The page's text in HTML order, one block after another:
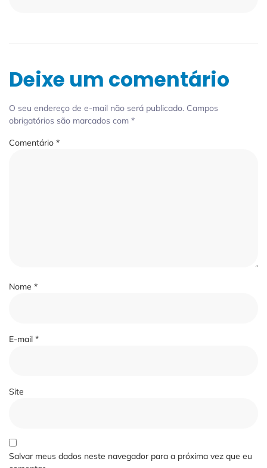
Deixe um comentário
O seu endereço de e-mail não será publicado. Campos
obrigatórios são marcados com *
Comentário *
Nome *
E-mail *
Site
Salvar meus dados neste navegador para a próxima vez que eu